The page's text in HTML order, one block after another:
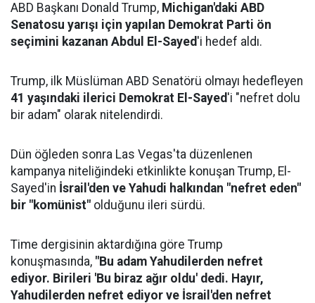
ABD Başkanı Donald Trump, Michigan'daki ABD
Senatosu yarışı için yapılan Demokrat Parti ön
seçimini kazanan Abdul El-Sayed'i hedef aldı.
Trump, ilk Müslüman ABD Senatörü olmayı hedefleyen
41 yaşındaki ilerici Demokrat El-Sayed'i "nefret dolu
bir adam" olarak nitelendirdi.
Dün öğleden sonra Las Vegas'ta düzenlenen
kampanya niteliğindeki etkinlikte konuşan Trump, El-
Sayed'in İsrail'den ve Yahudi halkından "nefret eden"
bir "komünist" olduğunu ileri sürdü.
Time dergisinin aktardığına göre Trump
konuşmasında, "Bu adam Yahudilerden nefret
ediyor. Birileri 'Bu biraz ağır oldu' dedi. Hayır,
Yahudilerden nefret ediyor ve İsrail'den nefret